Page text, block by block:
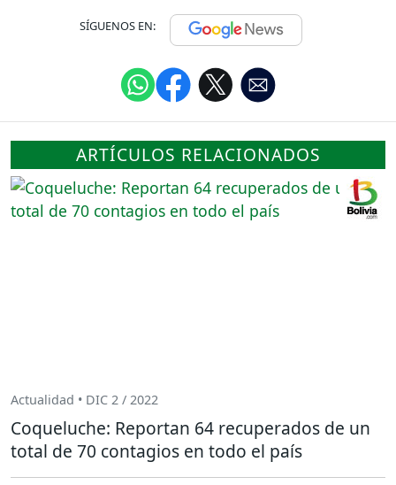
SÍGUENOS EN:
ARTÍCULOS RELACIONADOS
Actualidad • DIC 2 / 2022
Coqueluche: Reportan 64 recuperados de un
total de 70 contagios en todo el país